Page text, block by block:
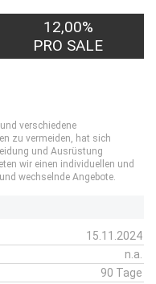
12,00%
PRO SALE
verschiedene
zu vermeiden, hat sich
und Ausrüstung
wir einen individuellen und
wechselnde Angebote.
15.11.2024
n.a.
90 Tage